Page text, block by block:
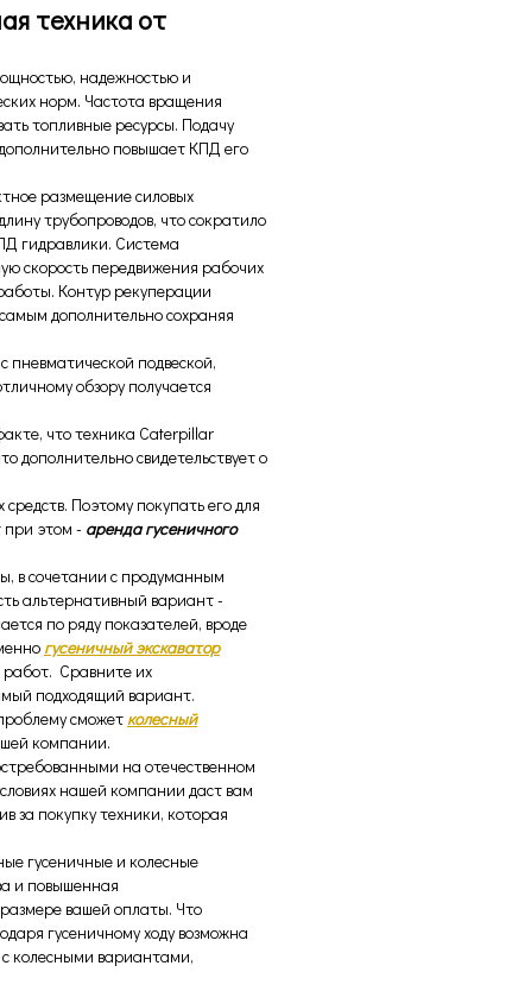
техника от
надежностью и
норм. Частота вращения
топливные ресурсы. Подачу
повышает КПД его
размещение силовых
трубопроводов, что сократило
гидравлики. Система
скорость передвижения рабочих
Контур рекуперации
дополнительно сохраняя
подвеской,
обзору получается
что техника Caterpillar
дополнительно свидетельствует о
Поэтому покупать его для
при этом - аренда гусеничного
в сочетании с продуманным
альтернативный вариант -
по ряду показателей, вроде
гусеничный экскаватор
Сравните их
подходящий вариант.
сможет колесный
компании.
на отечественном
нашей компании даст вам
за покупку техники, которая
гусеничные и колесные
и повышенная
вашей оплаты. Что
гусеничному ходу возможна
с колесными вариантами,